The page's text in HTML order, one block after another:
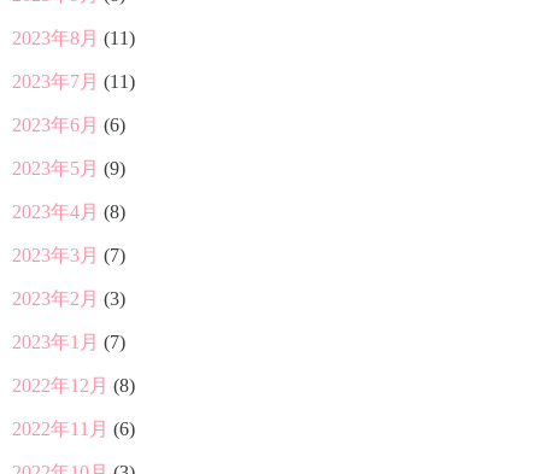
2023年8月 (11)
2023年7月 (11)
2023年6月 (6)
2023年5月 (9)
2023年4月 (8)
2023年3月 (7)
2023年2月 (3)
2023年1月 (7)
2022年12月 (8)
2022年11月 (6)